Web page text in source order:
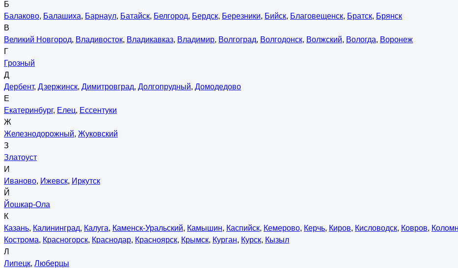
Б
Балаково, Балашиха, Барнаул, Батайск, Белгород, Бердск, Березники, Бийск, Благовещенск, Братск, Брянск
В
Великий Новгород, Владивосток, Владикавказ, Владимир, Волгоград, Волгодонск, Волжский, Вологда, Воронеж
Г
Грозный
Д
Дербент, Дзержинск, Димитровград, Долгопрудный, Домодедово
Е
Екатеринбург, Елец, Ессентуки
Ж
Железнодорожный, Жуковский
З
Златоуст
И
Иваново, Ижевск, Иркутск
Й
Йошкар-Ола
К
Казань, Калининград, Калуга, Каменск-Уральский, Камышин, Каспийск, Кемерово, Керчь, Киров, Кисловодск, Ковров,
Кострома, Красногорск, Краснодар, Красноярск, Крымск, Курган, Курск, Кызыл
Л
Липецк, Люберцы